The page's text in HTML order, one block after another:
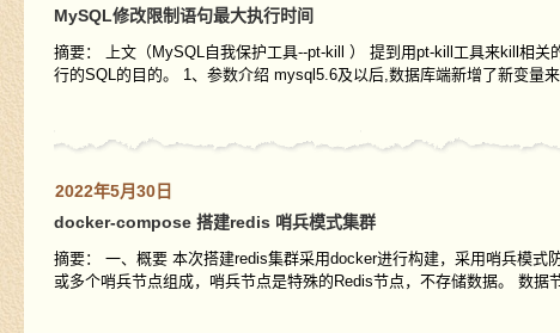
MySQL修改限制语句最大执行时间
摘要： 上文（MySQL自我保护工具--pt-kill ） 提到用pt-kill工具来kill相
行的SQL的目的。 1、参数介绍 mysql5.6及以后,数据库端新增了新变量
2022年5月30日
docker-compose 搭建redis 哨兵模式集群
摘要： 一、概要 本次搭建redis集群采用docker进行构建，采用哨兵模
或多个哨兵节点组成，哨兵节点是特殊的Redis节点，不存储数据。 数